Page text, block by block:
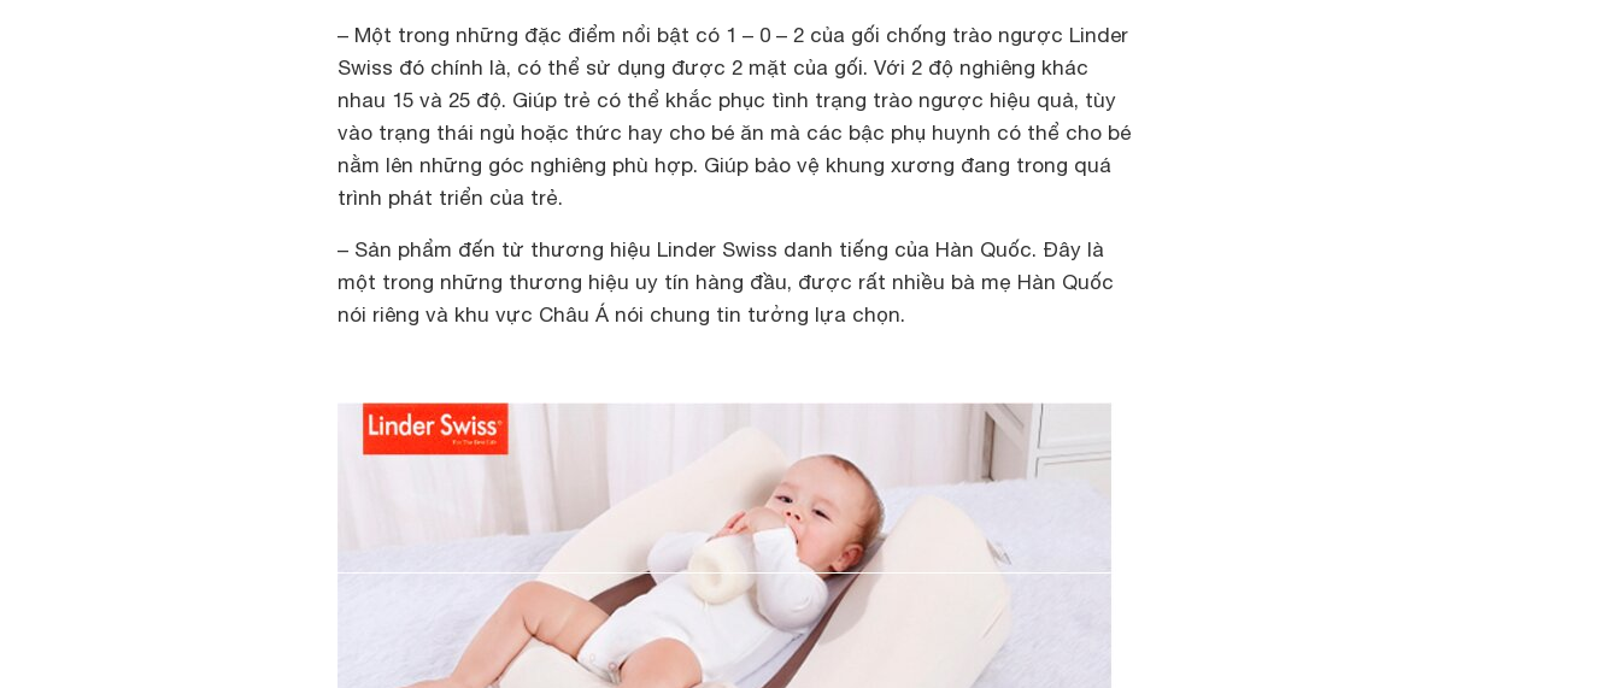
– Một trong những đặc điểm nổi bật có 1 – 0 – 2 của gối chống trào ngược Linder
Swiss đó chính là, có thể sử dụng được 2 mặt của gối. Với 2 độ nghiêng khác
nhau 15 và 25 độ. Giúp trẻ có thể khắc phục tình trạng trào ngược hiệu quả, tùy
vào trạng thái ngủ hoặc thức hay cho bé ăn mà các bậc phụ huynh có thể cho bé
nằm lên những góc nghiêng phù hợp. Giúp bảo vệ khung xương đang trong quá
trình phát triển của trẻ.
– Sản phẩm đến từ thương hiệu Linder Swiss danh tiếng của Hàn Quốc. Đây là
một trong những thương hiệu uy tín hàng đầu, được rất nhiều bà mẹ Hàn Quốc
nói riêng và khu vực Châu Á nói chung tin tưởng lựa chọn.